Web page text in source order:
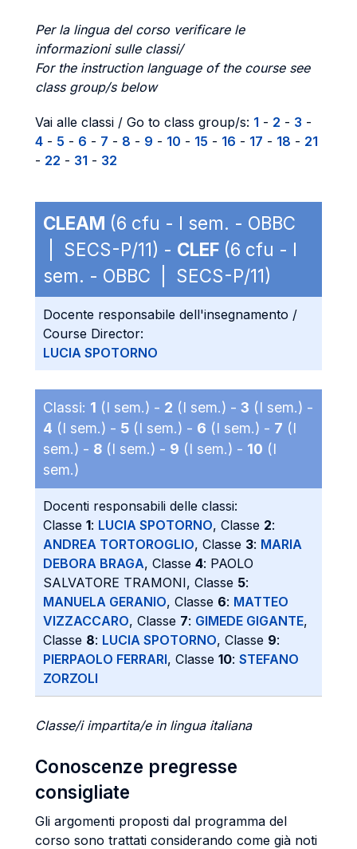
Per la lingua del corso verificare le
informazioni sulle classi/
For the instruction language of the course see
class group/s below
Vai alle classi / Go to class group/s: 1 - 2 - 3 -
4 - 5 - 6 - 7 - 8 - 9 - 10 - 15 - 16 - 17 - 18 - 21
- 22 - 31 - 32
CLEAM (6 cfu - I sem. - OBBC
| SECS-P/11) - CLEF (6 cfu - I
sem. - OBBC | SECS-P/11)
Docente responsabile dell'insegnamento /
Course Director:
LUCIA SPOTORNO
Classi: 1 (I sem.) - 2 (I sem.) - 3 (I sem.) -
4 (I sem.) - 5 (I sem.) - 6 (I sem.) - 7 (I
sem.) - 8 (I sem.) - 9 (I sem.) - 10 (I
sem.)
Docenti responsabili delle classi:
Classe 1: LUCIA SPOTORNO, Classe 2:
ANDREA TORTOROGLIO, Classe 3: MARIA
DEBORA BRAGA, Classe 4: PAOLO
SALVATORE TRAMONI, Classe 5:
MANUELA GERANIO, Classe 6: MATTEO
VIZZACCARO, Classe 7: GIMEDE GIGANTE,
Classe 8: LUCIA SPOTORNO, Classe 9:
PIERPAOLO FERRARI, Classe 10: STEFANO
ZORZOLI
Classe/i impartita/e in lingua italiana
Conoscenze pregresse
consigliate
Gli argomenti proposti dal programma del
corso sono trattati considerando come già noti